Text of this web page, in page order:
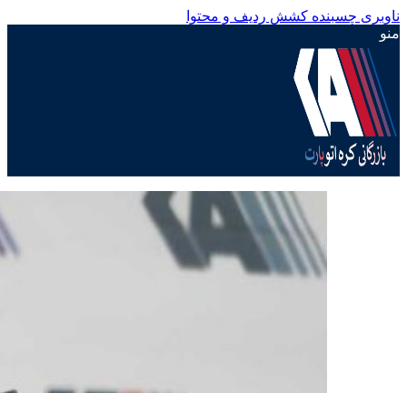
ناوبری چسبنده کشش ردیف و محتوا
منو